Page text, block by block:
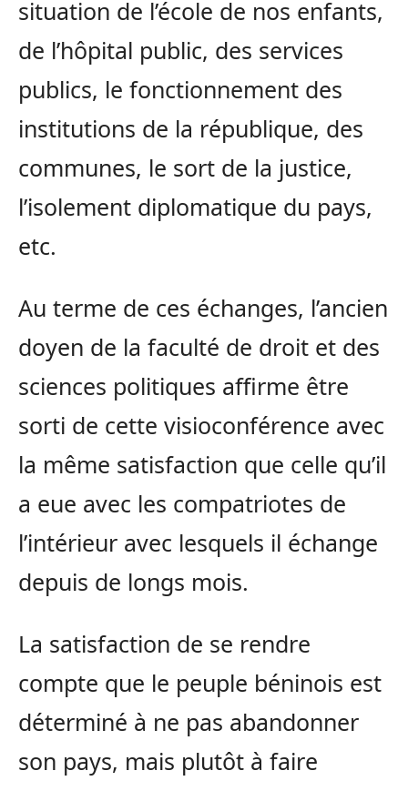
situation de l’école de nos enfants,
de l’hôpital public, des services
publics, le fonctionnement des
institutions de la république, des
communes, le sort de la justice,
l’isolement diplomatique du pays,
etc.
Au terme de ces échanges, l’ancien
doyen de la faculté de droit et des
sciences politiques affirme être
sorti de cette visioconférence avec
la même satisfaction que celle qu’il
a eue avec les compatriotes de
l’intérieur avec lesquels il échange
depuis de longs mois.
La satisfaction de se rendre
compte que le peuple béninois est
déterminé à ne pas abandonner
son pays, mais plutôt à faire